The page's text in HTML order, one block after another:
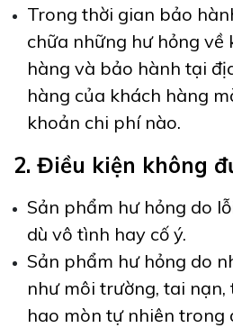
Trong thời gian bảo
chữa những hư hỏng về
hàng và bảo hành tại
hàng của khách hàng
khoản chi phí nào.
2. Điều kiện không
Sản phẩm hư hỏng do
dù vô tình hay cố ý.
Sản phẩm hư hỏng do
như môi trường, tai nạn,
hao mòn tự nhiên trong